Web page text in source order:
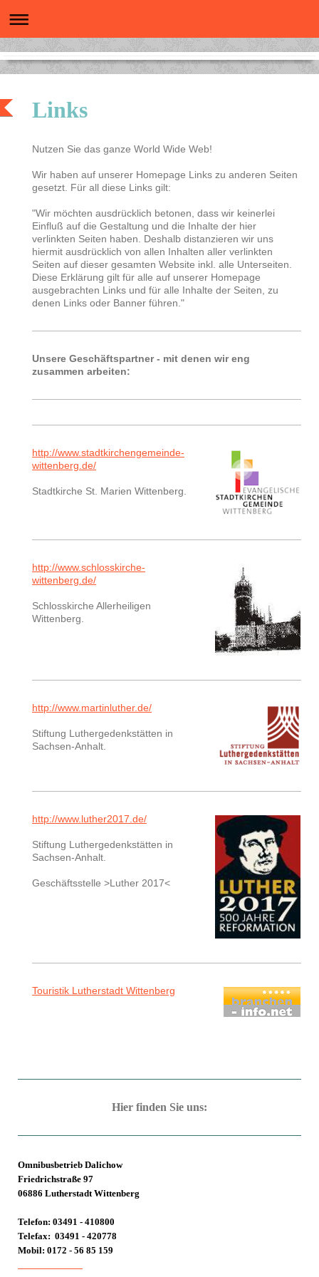
Links
Nutzen Sie das ganze World Wide Web!
Wir haben auf unserer Homepage Links zu anderen Seiten
gesetzt. Für all diese Links gilt:
"Wir möchten ausdrücklich betonen, dass wir keinerlei
Einfluß auf die Gestaltung und die Inhalte der hier
verlinkten Seiten haben. Deshalb distanzieren wir uns
hiermit ausdrücklich von allen Inhalten aller verlinkten
Seiten auf dieser gesamten Website inkl. alle Unterseiten.
Diese Erklärung gilt für alle auf unserer Homepage
ausgebrachten Links und für alle Inhalte der Seiten, zu
denen Links oder Banner führen."
Unsere Geschäftspartner - mit denen wir eng
zusammen arbeiten:
http://www.stadtkirchengemeinde-
wittenberg.de/
Stadtkirche St. Marien Wittenberg.
http://www.schlosskirche-
wittenberg.de/
Schlosskirche Allerheiligen
Wittenberg.
http://www.martinluther.de/
Stiftung Luthergedenkstätten in
Sachsen-Anhalt.
http://www.luther2017.de/
Stiftung Luthergedenkstätten in
Sachsen-Anhalt.
Geschäftsstelle >Luther 2017<
Touristik Lutherstadt Wittenberg
Hier finden Sie uns:
Omnibusbetrieb Dalichow
Friedrichstraße 97
06886 Lutherstadt Wittenberg
Telefon: 03491 - 410800
Telefax: 03491 - 420778
Mobil: 0172 - 56 85 159